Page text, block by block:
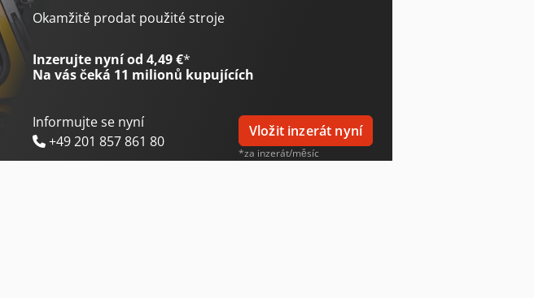
Felder Kf 700
Felder Kf 700 Professional
Okamžitě prodat použité stroje
Inzerujte nyní od 4,49 €*
Na vás čeká 11 milionů kupujících
Informujte se nyní
+49 201 857 861 80
Vložit inzerát nyní
*za inzerát/měsíc